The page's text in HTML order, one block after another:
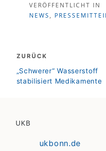
VERÖFFENTLICHT IN
NEWS ,
ZURÜCK
zurück
„Schwerer“ Wasserstoff
stabilisiert Medikamente
UKB
ukbonn.de